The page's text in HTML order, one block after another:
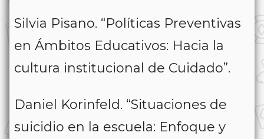
Silvia Pisano. “Políticas Preventivas
en Ámbitos Educativos: Hacia la
cultura institucional de Cuidado”.
Daniel Korinfeld. “Situaciones de
suicidio en la escuela: Enfoque y